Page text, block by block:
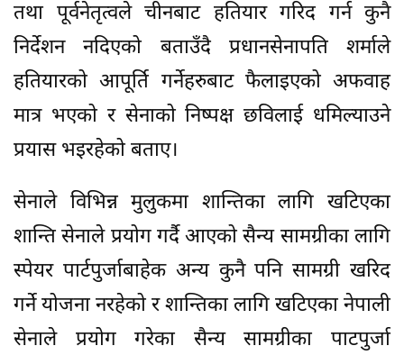
तथा पूर्वनेतृत्वले चीनबाट हतियार गरिद गर्न कुनै
निर्देशन नदिएको बताउँदै प्रधानसेनापति शर्माले
हतियारको आपूर्ति गर्नेहरुबाट फैलाइएको अफवाह
मात्र भएको र सेनाको निष्पक्ष छविलाई धमिल्याउने
प्रयास भइरहेको बताए।
सेनाले विभिन्न मुलुकमा शान्तिका लागि खटिएका
शान्ति सेनाले प्रयोग गर्दै आएको सैन्य सामग्रीका लागि
स्पेयर पार्टपुर्जाबाहेक अन्य कुनै पनि सामग्री खरिद
गर्ने योजना नरहेको र शान्तिका लागि खटिएका नेपाली
सेनाले प्रयोग गरेका सैन्य सामग्रीका पाटपुर्जा